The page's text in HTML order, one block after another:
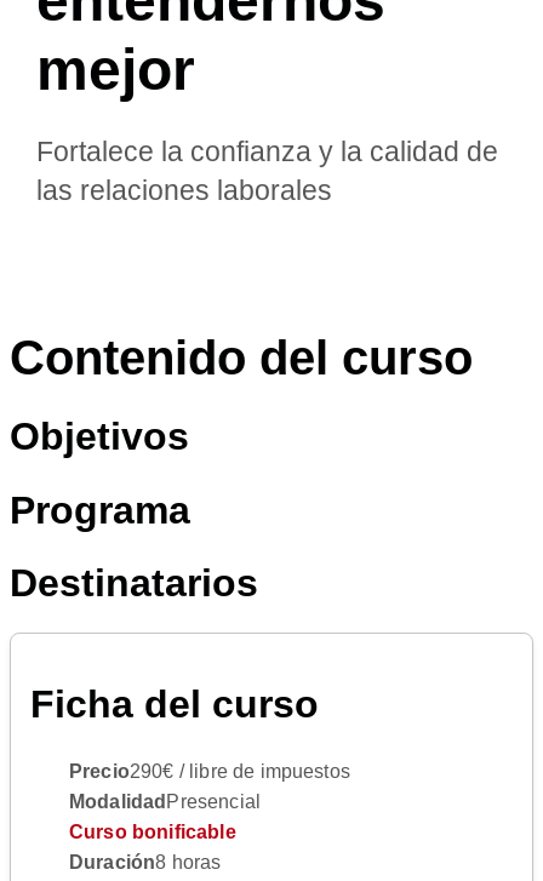
mejor
Fortalece la confianza y la calidad de
las relaciones laborales
Contenido del curso
Objetivos
Programa
Destinatarios
Ficha del curso
Precio290€ / libre de impuestos
Modalidad Presencial
Curso bonificable
Duración8 horas